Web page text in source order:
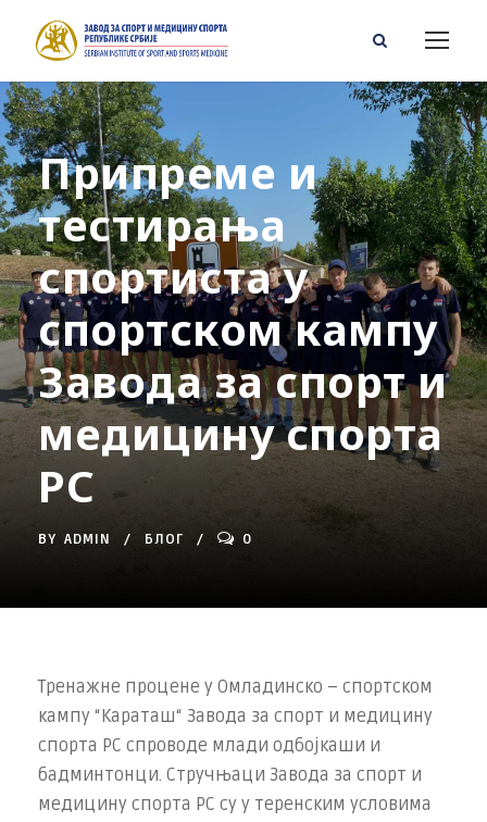
Припреме и
тестирања
спортиста у
спортском кампу
Завода за спорт и
медицину спорта
РС
BY ADMIN БЛОГ 0
Тренажне процене у Омладинско – спортском
кампу “Караташ“ Завода за спорт и медицину
спорта РС спроводе млади одбојкаши и
бадминтонци. Стручњаци Завода за спорт и
медицину спорта РС су у теренским условима